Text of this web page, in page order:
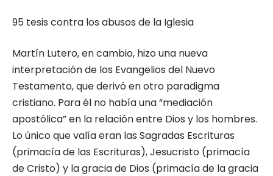
95 tesis contra los abusos de la Iglesia
Martín Lutero, en cambio, hizo una nueva
interpretación de los Evangelios del Nuevo
Testamento, que derivó en otro paradigma
cristiano. Para él no había una “mediación
apostólica” en la relación entre Dios y los hombres.
Lo único que valía eran las Sagradas Escrituras
(primacía de las Escrituras), Jesucristo (primacía
de Cristo) y la gracia de Dios (primacía de la gracia